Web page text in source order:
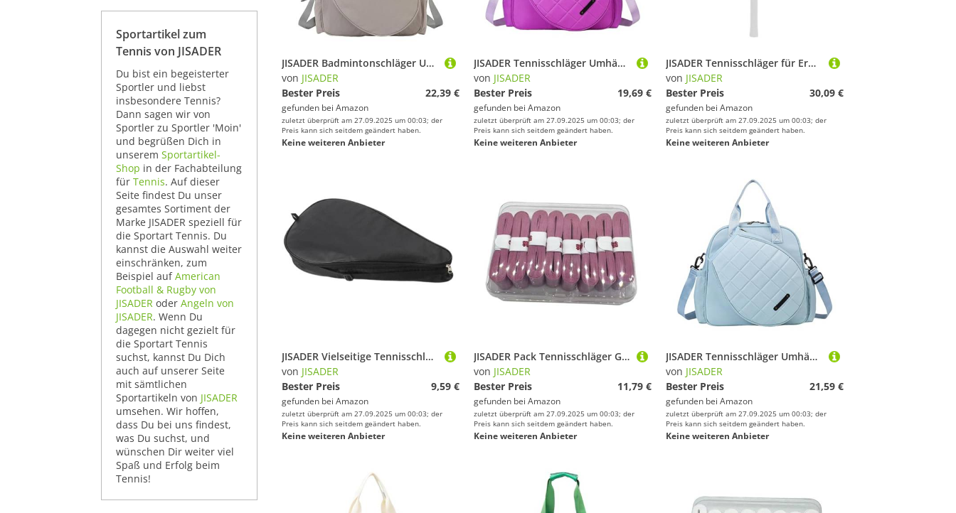
Sportartikel zum
Tennis von JISADER
Du bist ein begeisterter
Sportler und liebst
insbesondere Tennis?
Dann sagen wir von
Sportler zu Sportler 'Moin'
und begrüßen Dich in
unserem Sportartikel-
Shop in der Fachabteilung
für Tennis. Auf dieser
Seite findest Du unser
gesamtes Sortiment der
Marke JISADER speziell für
die Sportart Tennis. Du
kannst die Auswahl weiter
einschränken, zum
Beispiel aufAmerican
Football & Rugby von
JISADER oder Angeln von
JISADER. Wenn Du
dagegen nicht gezielt für
die Sportart Tennis
suchst, kannst Du Dich
auch auf unserer Seite
mit sämtlichen
Sportartikeln von JISADER
umsehen. Wir hoffen,
dass Du bei uns findest,
was Du suchst, und
wünschen Dir weiter viel
Spaß und Erfolg beim
Tennis!
JISADER Badmintonschläger Umhängetasche, Damen Tennis Sporttasche, Tragbare Tennisschläger Tragetasche, Grau
von JISADER
Bester Preis
22,39 €
gefunden bei Amazon
zuletzt überprüft am 27.09.2025 um 00:03; der
Preis kann sich seitdem geändert haben.
Keine weiteren Anbieter
JISADER Tennisschläger Umhängetasche, Badminton Tasche, Tragbare Tragetasche mit Verstellbarem Schultergurt, Tennisschläger Handtasche, Lila
von JISADER
Bester Preis
19,69 €
gefunden bei Amazon
zuletzt überprüft am 27.09.2025 um 00:03; der
Preis kann sich seitdem geändert haben.
Keine weiteren Anbieter
JISADER Tennisschläger für Erwachsene, Leicht Und Tragbar, Ideal für Anfänger, Ideal Zum Tennisüben Am Strand, Im Sommer Oder Im Garten, GrÜn
von JISADER
Bester Preis
30,09 €
gefunden bei Amazon
zuletzt überprüft am 27.09.2025 um 00:03; der
Preis kann sich seitdem geändert haben.
Keine weiteren Anbieter
JISADER Vielseitige Tennisschläger Hülle, Tragetasche für Spieler, Jugendliche Und Erwachsene
von JISADER
Bester Preis
9,59 €
gefunden bei Amazon
zuletzt überprüft am 27.09.2025 um 00:03; der
Preis kann sich seitdem geändert haben.
Keine weiteren Anbieter
JISADER Pack Tennisschläger Griffbänder, Weiches, Bequemes Schweißband, Hohe Leistung, für Pickleball, Hell-pink
von JISADER
Bester Preis
11,79 €
gefunden bei Amazon
zuletzt überprüft am 27.09.2025 um 00:03; der
Preis kann sich seitdem geändert haben.
Keine weiteren Anbieter
JISADER Tennisschläger Umhängetasche, Badminton Tasche, Tragbare Tragetasche mit Verstellbarem Schultergurt, Tennisschläger Handtasche, Blau
von JISADER
Bester Preis
21,59 €
gefunden bei Amazon
zuletzt überprüft am 27.09.2025 um 00:03; der
Preis kann sich seitdem geändert haben.
Keine weiteren Anbieter